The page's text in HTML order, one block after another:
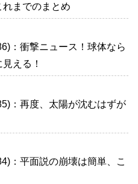
までのまとめ
：衝撃ニュース！球体なら
える！
：再度、太陽が沈むはずが
：平面説の崩壊は簡単、こ